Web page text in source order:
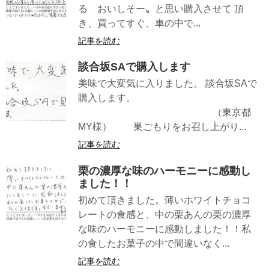
る おいしそー〟と思い購入させて 頂
き、買ってすぐ、車の中で...
記事を読む
談合坂SAで購入します
美味で大変気に入りました。 談合坂SAで
購入します。
（東京都
MY様） 巣ごもりをお召し上がり...
記事を読む
栗の濃厚な味のハーモニーに感動し
ました！！
初めて頂きました。薄いホワイトチョコ
レートの食感と、中の栗あんの栗の濃厚
な味のハーモニーに感動しました！！私
の食したお菓子の中で間違いなく...
記事を読む